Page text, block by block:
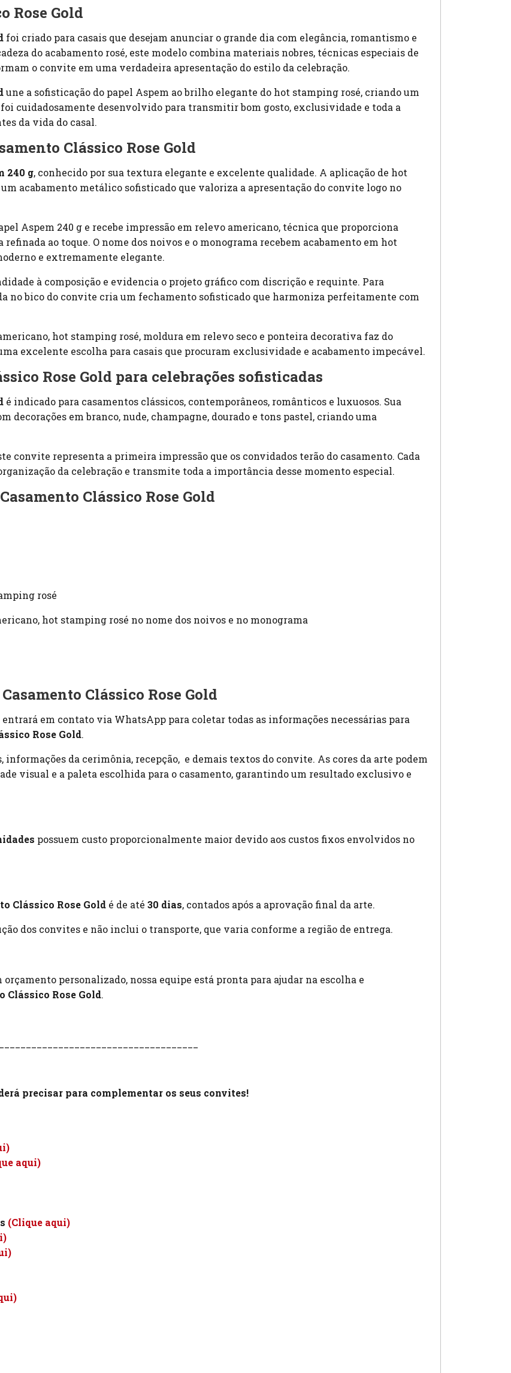
Rose Gold
foi criado para casais que desejam anunciar o grande dia com elegância, romantismo e
do acabamento rosé, este modelo combina materiais nobres, técnicas especiais de
o convite em uma verdadeira apresentação do estilo da celebração.
une a sofisticação do papel Aspem ao brilho elegante do hot stamping rosé, criando um
cuidadosamente desenvolvido para transmitir bom gosto, exclusividade e toda a
da vida do casal.
Clássico Rose Gold
240 g, conhecido por sua textura elegante e excelente qualidade. A aplicação de hot
acabamento metálico sofisticado que valoriza a apresentação do convite logo no
Aspem 240 g e recebe impressão em relevo americano, técnica que proporciona
ao toque. O nome dos noivos e o monograma recebem acabamento em hot
e extremamente elegante.
à composição e evidencia o projeto gráfico com discrição e requinte. Para
no bico do convite cria um fechamento sofisticado que harmoniza perfeitamente com
hot stamping rosé, moldura em relevo seco e ponteira decorativa faz do
excelente escolha para casais que procuram exclusividade e acabamento impecável.
Rose Gold para celebrações sofisticadas
é indicado para casamentos clássicos, contemporâneos, românticos e luxuosos. Sua
em branco, nude, champagne, dourado e tons pastel, criando uma
convite representa a primeira impressão que os convidados terão do casamento. Cada
da celebração e transmite toda a importância desse momento especial.
Clássico Rose Gold
rosé
hot stamping rosé no nome dos noivos e no monograma
Clássico Rose Gold
em contato via WhatsApp para coletar todas as informações necessárias para
Rose Gold.
da cerimônia, recepção, e demais textos do convite. As cores da arte podem
visual e a paleta escolhida para o casamento, garantindo um resultado exclusivo e
possuem custo proporcionalmente maior devido aos custos fixos envolvidos no
Clássico Rose Gold é de até 30 dias, contados após a aprovação final da arte.
dos convites e não inclui o transporte, que varia conforme a região de entrega.
personalizado, nossa equipe está pronta para ajudar na escolha e
Clássico Rose Gold.
precisar para complementar os seus convites!
aqui)
(Clique aqui)